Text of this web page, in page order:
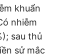
khuẩn
nhiễm
sau thủ
sử mắc